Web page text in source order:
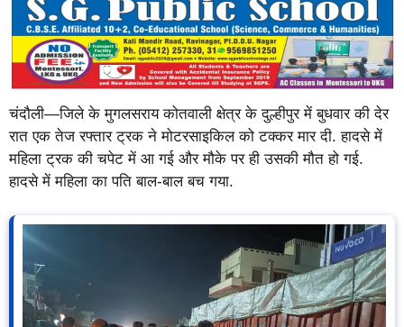
चंदौली—जिले के मुगलसराय कोतवाली क्षेत्र के दुल्हीपुर में बुधवार की देर
रात एक तेज रफ्तार ट्रक ने मोटरसाइकिल को टक्कर मार दी. हादसे में
महिला ट्रक की चपेट में आ गई और मौके पर ही उसकी मौत हो गई.
हादसे में महिला का पति बाल-बाल बच गया.